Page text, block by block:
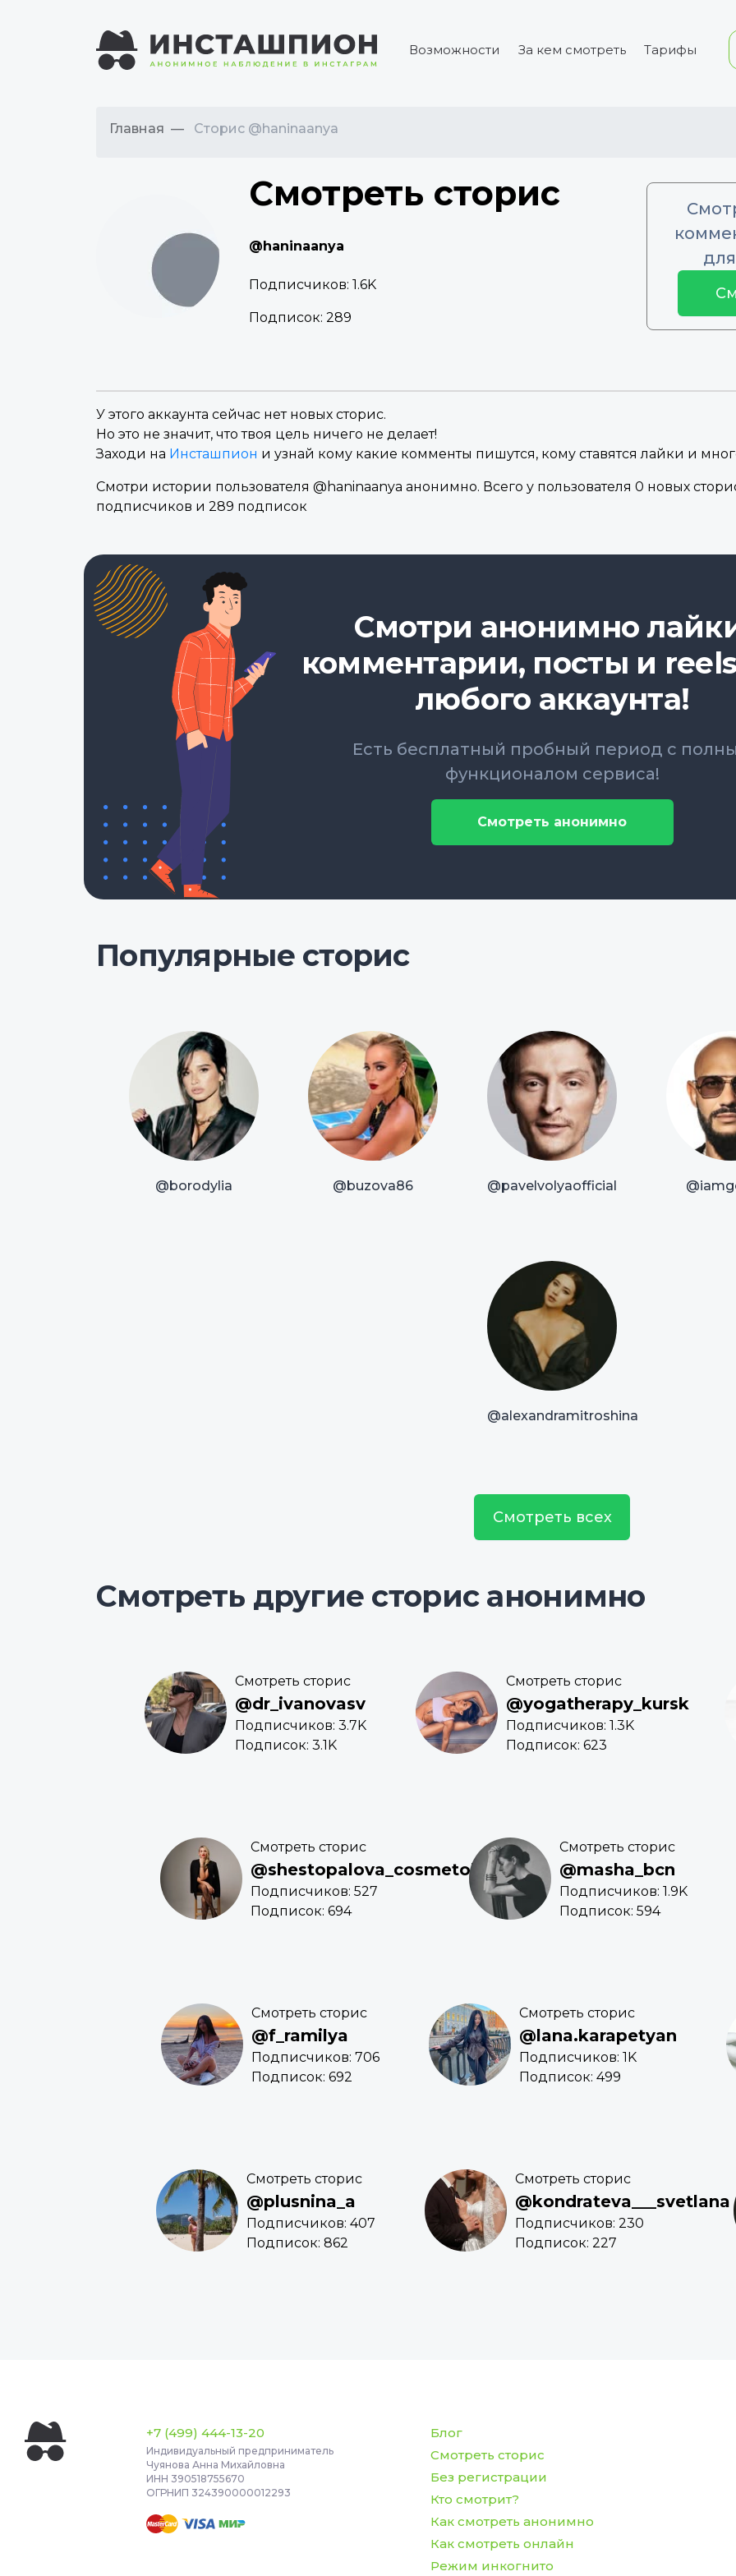
Возможности За кем смотреть Тарифы
Главная Сторис @haninaanya
Смотреть сторис
@haninaanya
Подписчиков: 1.6K
Подписок: 289
У этого аккаунта сейчас нет новых сторис.
Но это не значит, что твоя цель ничего не делает!
Заходи на Инсташпион и узнай кому какие комменты пишутся, кому ставятся лайки и
Смотри истории пользователя @haninaanya анонимно. Всего у пользователя 0 новых
подписчиков и 289 подписок
Смотри анонимно
комментарии, посты и
любого аккаунта!
Есть бесплатный пробный период с
функционалом сервиса!
Смотреть анонимно
Популярные сторис
@borodylia @buzova86 @pavelvolyaofficial
@alexandramitroshina
Смотреть всех
Смотреть другие сторис анонимно
Смотреть сторис
@dr_ivanovasv
Подписчиков: 3.7K
Подписок: 3.1K
Смотреть сторис
@yogatherapy_kursk
Подписчиков: 1.3K
Подписок: 623
Смотреть сторис
@shestopalova_cosmetolog
Подписчиков: 527
Подписок: 694
Смотреть сторис
@masha_bcn
Подписчиков: 1.9K
Подписок: 594
Смотреть сторис
@f_ramilya
Подписчиков: 706
Подписок: 692
Смотреть сторис
@lana.karapetyan
Подписчиков: 1K
Подписок: 499
Смотреть сторис
@plusnina_a
Подписчиков: 407
Подписок: 862
Смотреть сторис
@kondrateva___svetlana
Подписчиков: 230
Подписок: 227
+7 (499) 444-13-20
Индивидуальный предприниматель
Чуянова Анна Михайловна
ИНН 390518755670
ОГРНИП 324390000012293
Блог
Смотреть сторис
Без регистрации
Кто смотрит?
Как смотреть анонимно
Как смотреть онлайн
Режим инкогнито